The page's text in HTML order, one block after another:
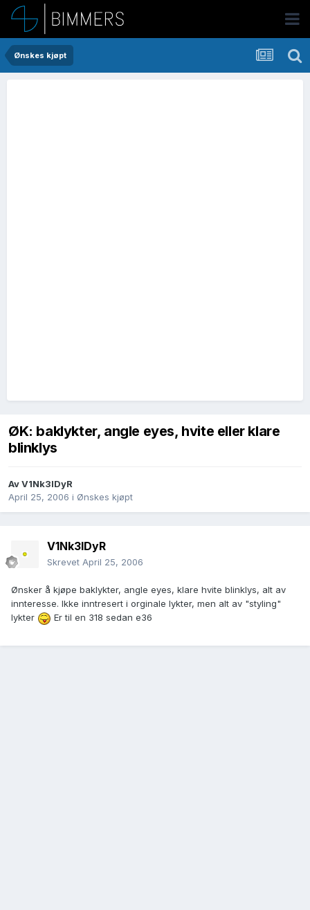
Ønskes kjøpt
ØK: baklykter, angle eyes, hvite eller klare
blinklys
AvV1Nk3lDyR
April 25, 2006 i Ønskes kjøpt
V1Nk3lDyR
Skrevet April 25, 2006
Ønsker å kjøpe baklykter, angle eyes, klare hvite blinklys, alt av
innteresse. Ikke inntresert i orginale lykter, men alt av "styling"
lykter
Er til en 318 sedan e36